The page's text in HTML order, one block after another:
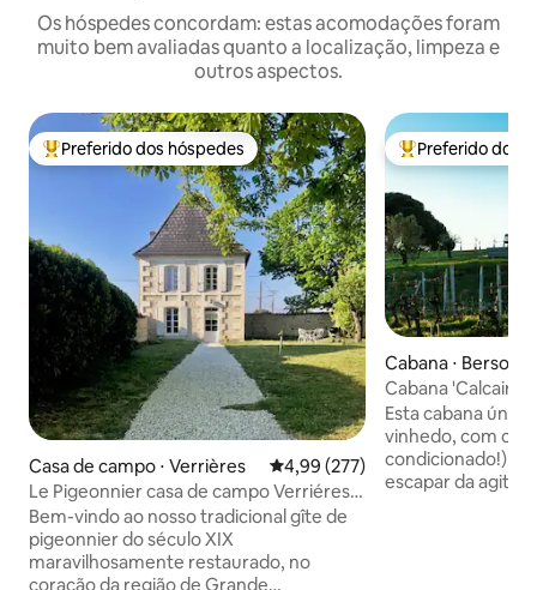
Os hóspedes concordam: estas acomodações foram
muito bem avaliadas quanto a localização, limpeza e
outros aspectos.
Entre os melhores preferidos dos hóspedes
Preferido dos hóspedes
Casa de campo ⋅ Verrières 4,99 de uma avaliação média de
4,99 (277)
Le Pigeonnier casa de campo Verriéres,
Cognac
Bem-vindo ao nosso tradicional gîte de
pigeonnier do século XIX
maravilhosamente restaurado, no
coração da região de Grande
Entre os
Preferido dos
Cabana ⋅ Berson
Cabana 'Calcaire'
condicionado
Esta cabana
vinhedo, com
condicionado!), é
escapar da